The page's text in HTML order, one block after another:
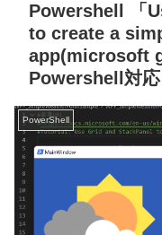
Powershell 「
to create a
app(microsoft
Powershell対応
PowerShell